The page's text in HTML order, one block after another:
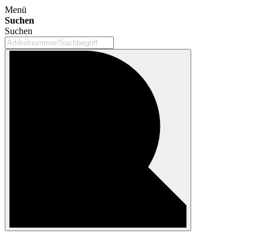
Menü
Suchen
Suchen